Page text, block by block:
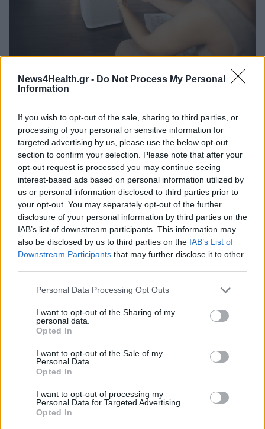
News4Health.gr - Do Not Process My Personal
Information
If you wish to opt-out of the sale, sharing to third parties, or
processing of your personal or sensitive information for
targeted advertising by us, please use the below opt-out
section to confirm your selection. Please note that after your
opt-out request is processed you may continue seeing
interest-based ads based on personal information utilized by
us or personal information disclosed to third parties prior to
your opt-out. You may separately opt-out of the further
disclosure of your personal information by third parties on the
IAB’s list of downstream participants. This information may
also be disclosed by us to third parties on the IAB’s List of
Downstream Participants that may further disclose it to other
Personal Data Processing Opt Outs
I want to opt-out of the Sharing of my
personal data.
Opted In
I want to opt-out of the Sale of my
Personal Data.
Opted In
I want to opt-out of processing my
Personal Data for Targeted Advertising.
Opted In
ΥΓΕΊΑ 27/04/2026 - 11:10
Οι καθαριστές αέρα με φίλτρα HEPA ενδέχεται να
40
ΤΕΛΕΥΤΑΙΑ ΝΕΑ
Ευρεία σύσκεψη στον ΕΟΦ για την ομαλή λειτουργία
της εφοδιαστικής αλυσίδας φαρμάκων
PHARMA POLICY 06/08/2026 - 13:54
ΔΙΑΤΡΟΦΉ 06/08/2026 - 13:00
ΠΙΣ: Η διορισμένη από το Υπουργείο Υγείας Διοικούσα
Επιτροπή δεσμεύεται για νέες εκλογές
ΠΟΛΙΤΙΚΉ ΥΓΕΊΑΣ 06/08/2026 - 12:32
Eli Lilly: Εκρηκτική άνοδος στις πωλήσεις των
ενέσιμων φαρμάκων της για την απώλεια βάρους
PHARMA POLICY 06/08/2026 - 12:00